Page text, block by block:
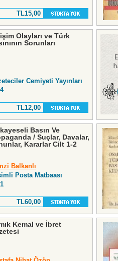
TL15,00
Olayları ve Türk
Sorunları
Cemiyeti Yayınları
TL12,00
Basın Ve
/ Suçlar, Davalar,
Kararlar Cilt 1-2
Balkanlı
Posta Matbaası
TL60,00
Kemal ve İbret